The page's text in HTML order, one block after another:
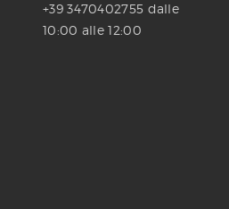
+39 3470402755 dalle
10:00 alle 12:00